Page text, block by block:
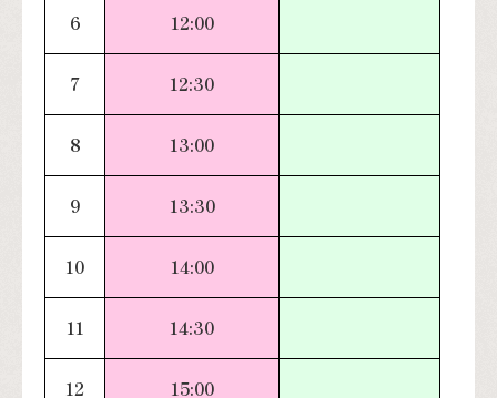
6 12:00
7 12:30
8 13:00
9 13:30
10 14:00
11 14:30
12 15:00